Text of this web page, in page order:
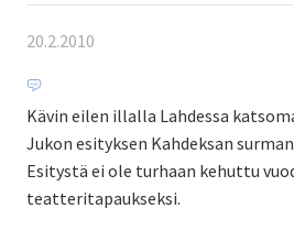
20.2.2010
Kävin eilen illalla Lahdessa
Jukon esityksen Kahdeksan
Esitystä ei ole turhaan kehuttu
teatteritapaukseksi.